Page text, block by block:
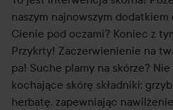
naszym najnowszym
Cienie pod oczami? Koniec z
Przykrty! Zaczerwienienie na
pa! Suche plamy na skórze?
kochające skórę składniki:
herbatę, zapewniając